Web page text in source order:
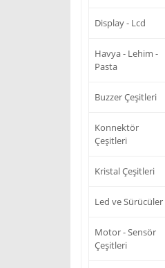
Display - Lcd
Havya - Lehim -
Pasta
Buzzer Çeşitleri
Konnektör
Çeşitleri
Kristal Çeşitleri
Led ve Sürücüler
Motor - Sensör
Çeşitleri